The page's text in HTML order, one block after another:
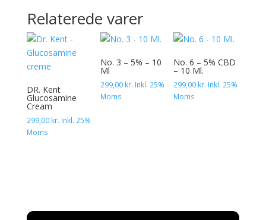
Relaterede varer
DR. Kent
Glucosamine
Cream
299,00 kr. Inkl. 25%
Moms
No. 3 – 5% – 10
Ml
299,00 kr. Inkl. 25%
Moms
No. 6 – 5% CBD
– 10 Ml.
299,00 kr. Inkl. 25%
Moms